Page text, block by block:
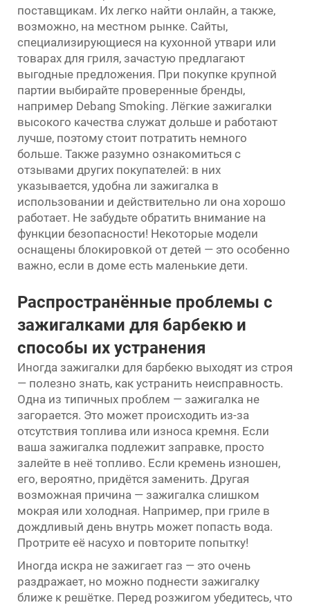
поставщикам. Их легко найти онлайн, а также,
возможно, на местном рынке. Сайты,
специализирующиеся на кухонной утвари или
товарах для гриля, зачастую предлагают
выгодные предложения. При покупке крупной
партии выбирайте проверенные бренды,
например Debang Smoking. Лёгкие зажигалки
высокого качества служат дольше и работают
лучше, поэтому стоит потратить немного
больше. Также разумно ознакомиться с
отзывами других покупателей: в них
указывается, удобна ли зажигалка в
использовании и действительно ли она хорошо
работает. Не забудьте обратить внимание на
функции безопасности! Некоторые модели
оснащены блокировкой от детей — это особенно
важно, если в доме есть маленькие дети.
Распространённые проблемы с
зажигалками для барбекю и
способы их устранения
Иногда зажигалки для барбекю выходят из строя
— полезно знать, как устранить неисправность.
Одна из типичных проблем — зажигалка не
загорается. Это может происходить из-за
отсутствия топлива или износа кремня. Если
ваша зажигалка подлежит заправке, просто
залейте в неё топливо. Если кремень изношен,
его, вероятно, придётся заменить. Другая
возможная причина — зажигалка слишком
мокрая или холодная. Например, при гриле в
дождливый день внутрь может попасть вода.
Протрите её насухо и повторите попытку!
Иногда искра не зажигает газ — это очень
раздражает, но можно поднести зажигалку
ближе к решётке. Перед розжигом убедитесь, что